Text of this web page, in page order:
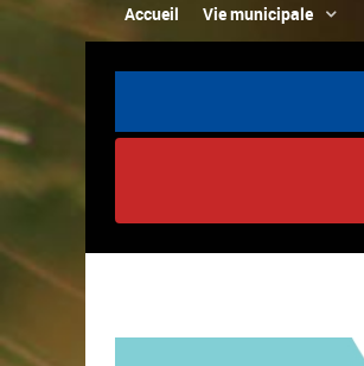
Accueil Vie municipale